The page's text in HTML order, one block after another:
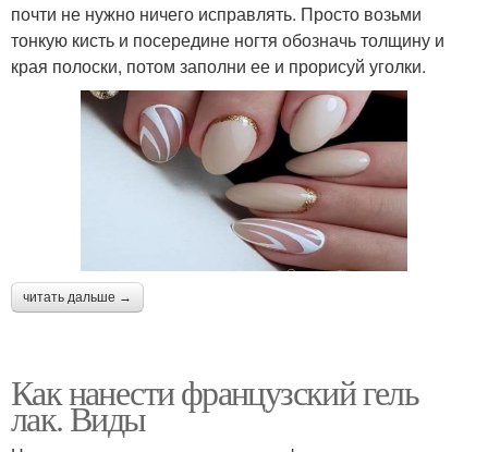
почти не нужно ничего исправлять. Просто возьми
тонкую кисть и посередине ногтя обозначь толщину и
края полоски, потом заполни ее и прорисуй уголки.
читать дальше →
Как нанести французский гель
лак. Виды